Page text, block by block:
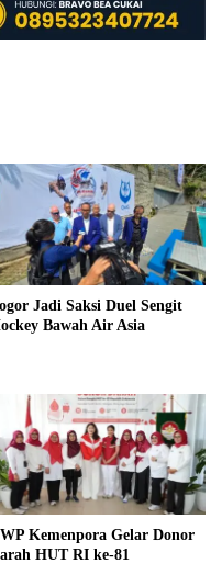
Jadi Saksi Duel Sengit
Bawah Air Asia
Kemenpora Gelar Donor
HUT RI ke-81